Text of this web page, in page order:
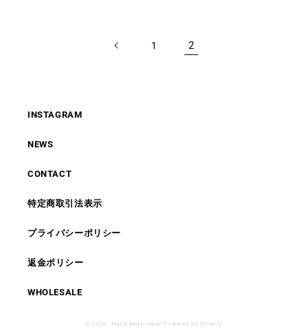
1 2
INSTAGRAM
NEWS
CONTACT
特定商取引法表示
プライバシーポリシー
返金ポリシー
WHOLESALE
© 2026, Mafia Bags Japan Powered by Shopify